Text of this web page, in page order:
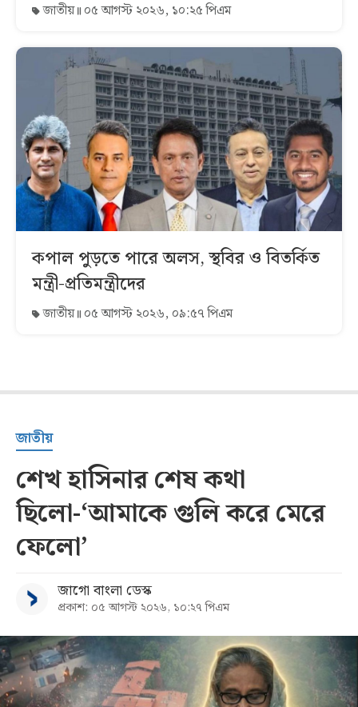
জাতীয় ০৫ আগস্ট ২০২৬, ১০:২৫ পিএম
কপাল পুড়তে পারে অলস, স্থবির ও বিতর্কিত
মন্ত্রী-প্রতিমন্ত্রীদের
জাতীয় ০৫ আগস্ট ২০২৬, ০৯:৫৭ পিএম
জাতীয়
শেখ হাসিনার শেষ কথা
ছিলো-‘আমাকে গুলি করে মেরে
ফেলো’
জাগো বাংলা ডেস্ক
প্রকাশ: ০৫ আগস্ট ২০২৬, ১০:২৭ পিএম